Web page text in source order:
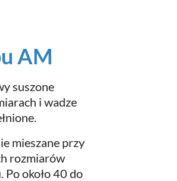
AM
suszone
i wadze
mieszane przy
rozmiarów
Po około 40 do